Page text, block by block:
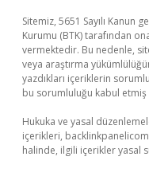
Sitemiz, 5651 Sayılı Kanun
Kurumu (BTK) tarafından
vermektedir. Bu nedenle,
veya araştırma
yazdıkları içeriklerin
bu sorumluluğu kabul etmiş
Hukuka ve yasal
içerikleri,
halinde, ilgili içerikler yasal